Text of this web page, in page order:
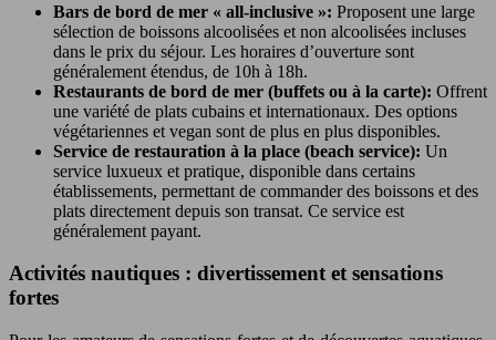
Bars de bord de mer « all-inclusive »: Proposent une large
sélection de boissons alcoolisées et non alcoolisées incluses
dans le prix du séjour. Les horaires d’ouverture sont
généralement étendus, de 10h à 18h.
Restaurants de bord de mer (buffets ou à la carte): Offrent
une variété de plats cubains et internationaux. Des options
végétariennes et vegan sont de plus en plus disponibles.
Service de restauration à la place (beach service): Un
service luxueux et pratique, disponible dans certains
établissements, permettant de commander des boissons et des
plats directement depuis son transat. Ce service est
généralement payant.
Activités nautiques : divertissement et sensations
fortes